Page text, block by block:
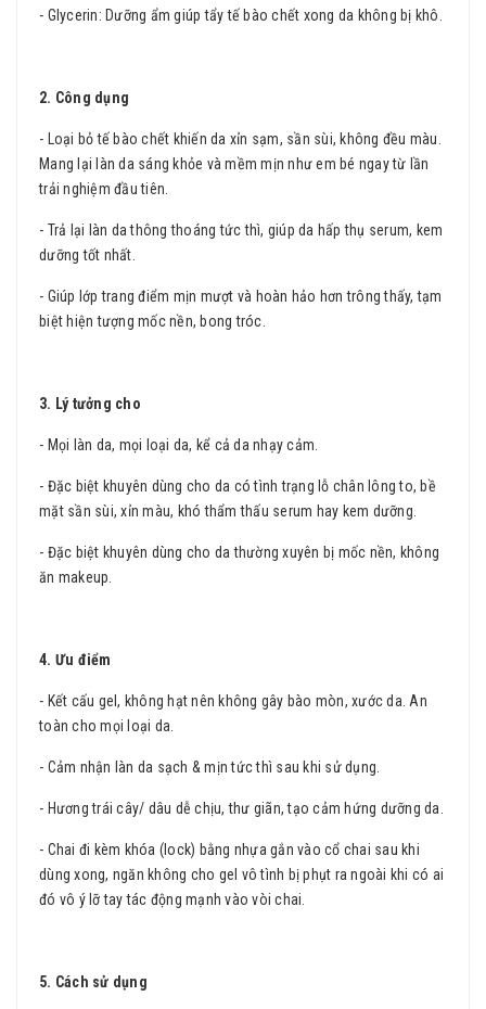
- Glycerin: Dưỡng ẩm giúp tẩy tế bào chết xong da không bị khô.
2. Công dụng
- Loại bỏ tế bào chết khiến da xỉn sạm, sần sùi, không đều màu.
Mang lại làn da sáng khỏe và mềm mịn như em bé ngay từ lần
trải nghiệm đầu tiên.
- Trả lại làn da thông thoáng tức thì, giúp da hấp thụ serum, kem
dưỡng tốt nhất.
- Giúp lớp trang điểm mịn mượt và hoàn hảo hơn trông thấy, tạm
biệt hiện tượng mốc nền, bong tróc.
3. Lý tưởng cho
- Mọi làn da, mọi loại da, kể cả da nhạy cảm.
- Đặc biệt khuyên dùng cho da có tình trạng lỗ chân lông to, bề
mặt sần sùi, xỉn màu, khó thẩm thấu serum hay kem dưỡng.
- Đặc biệt khuyên dùng cho da thường xuyên bị mốc nền, không
ăn makeup.
4. Ưu điểm
- Kết cấu gel, không hạt nên không gây bào mòn, xước da. An
toàn cho mọi loại da.
- Cảm nhận làn da sạch & mịn tức thì sau khi sử dụng.
- Hương trái cây/ dâu dễ chịu, thư giãn, tạo cảm hứng dưỡng da.
- Chai đi kèm khóa (lock) bằng nhựa gắn vào cổ chai sau khi
dùng xong, ngăn không cho gel vô tình bị phụt ra ngoài khi có ai
đó vô ý lỡ tay tác động mạnh vào vòi chai.
5. Cách sử dụng